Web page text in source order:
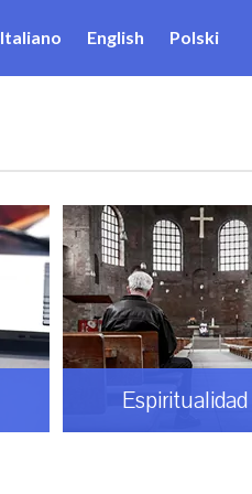
Italiano English Polski
Espiritualidad